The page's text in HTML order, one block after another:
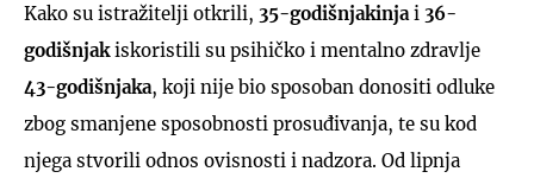
Kako su istražitelji otkrili, 35-godišnjakinja i 36-
godišnjakiskoristili su psihičko i mentalno zdravlje
43-godišnjaka, koji nije bio sposoban donositi odluke
zbog smanjene sposobnosti prosuđivanja, te su kod
njega stvorili odnos ovisnosti i nadzora. Od lipnja